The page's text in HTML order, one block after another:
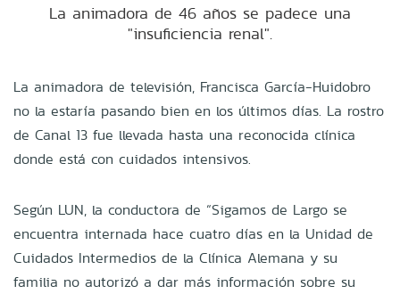
La animadora de 46 años se padece una
"insuficiencia renal".
La animadora de televisión, Francisca García-Huidobro
no la estaría pasando bien en los últimos días. La rostro
de Canal 13 fue llevada hasta una reconocida clínica
donde está con cuidados intensivos.
Según LUN, la conductora de “Sigamos de Largo se
encuentra internada hace cuatro días en la Unidad de
Cuidados Intermedios de la Clínica Alemana y su
familia no autorizó a dar más información sobre su